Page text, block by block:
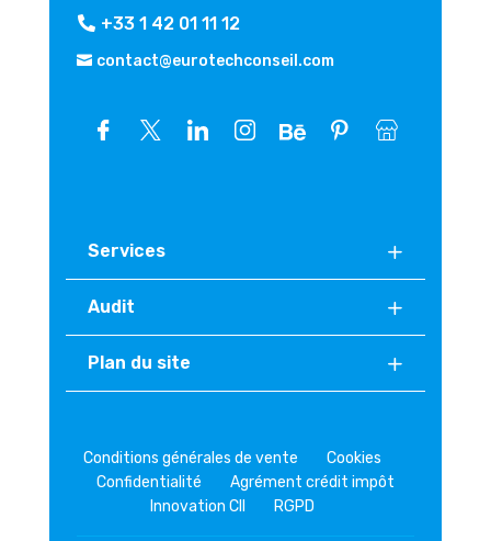
+33 1 42 01 11 12
contact@eurotechconseil.com
Services
Audit
Plan du site
Conditions générales de vente
Cookies
Confidentialité
Agrément crédit impôt
Innovation CII
RGPD